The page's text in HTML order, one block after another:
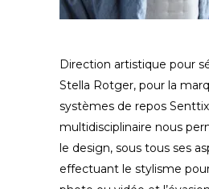
Direction artistique pour
Stella Rotger, pour la
systèmes de repos
multidisciplinaire nous
le design, sous tous ses
effectuant le stylisme